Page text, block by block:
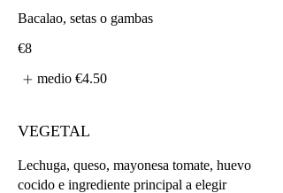
Bacalao, setas o gambas
€8
medio €4.50
VEGETAL
Lechuga, queso, mayonesa tomate, huevo
cocido e ingrediente principal a elegir